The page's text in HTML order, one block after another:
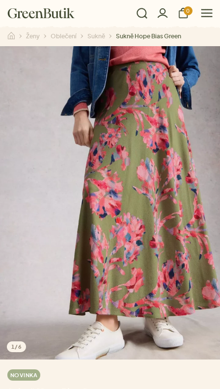
0
Ženy Oblečení Sukně Sukně Hope Bias Green
1 /6
NOVINKA